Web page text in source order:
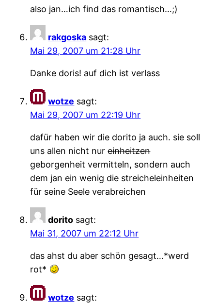
also jan…ich find das romantisch…;)
rakgoska sagt:
Mai 29, 2007 um 21:28 Uhr
Danke doris! auf dich ist verlass
wotze sagt:
Mai 29, 2007 um 22:19 Uhr
dafür haben wir die dorito ja auch. sie soll
uns allen nicht nureinheitzen
geborgenheit vermitteln, sondern auch
dem jan ein wenig die streicheleinheiten
für seine Seele verabreichen
dorito sagt:
Mai 31, 2007 um 22:12 Uhr
das ahst du aber schön gesagt…*werd
rot*
wotze sagt: